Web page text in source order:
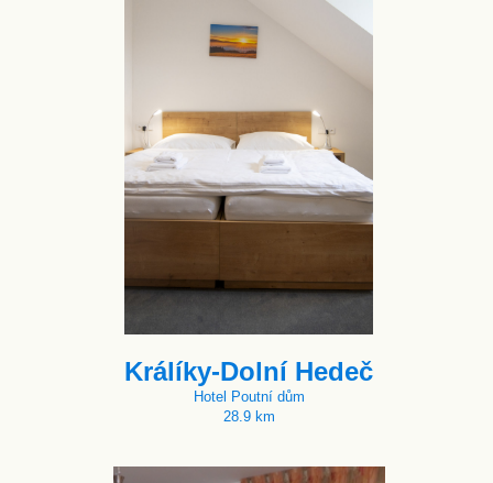
Králíky-Dolní Hedeč
Hotel Poutní dům
28.9 km